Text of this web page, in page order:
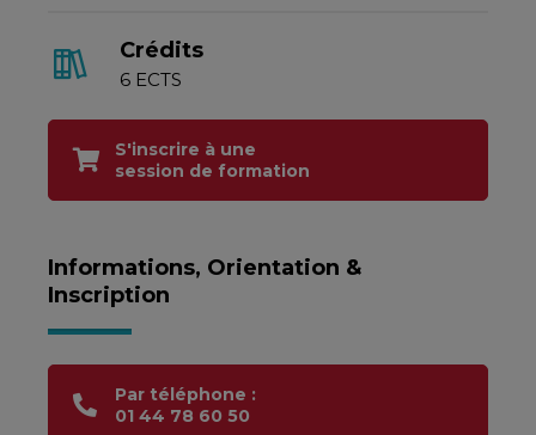
Crédits
6 ECTS
S'inscrire à une
session de formation
Informations, Orientation &
Inscription
Par téléphone :
01 44 78 60 50